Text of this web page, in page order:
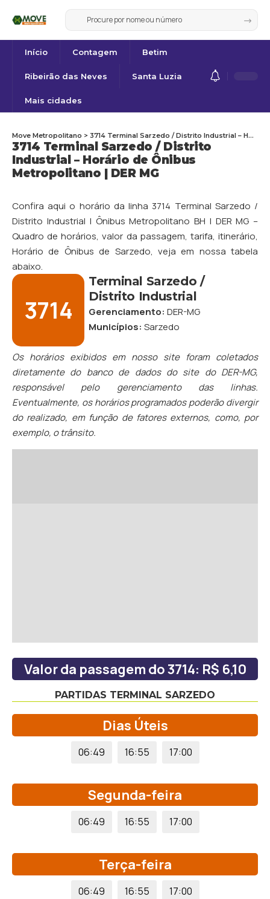
Início Contagem Betim
Ribeirão das Neves Santa Luzia
Mais cidades
3714 Terminal Sarzedo / Distrito
Industrial – Horário de Ônibus
Metropolitano | DER MG
Move Metropolitano > 3714 Terminal Sarzedo / Distrito Industrial – Horário de Ônibus Metropolitano | DER MG
Confira aqui o horário da linha 3714 Terminal Sarzedo /
Distrito Industrial | Ônibus Metropolitano BH | DER MG –
Quadro de horários, valor da passagem, tarifa, itinerário,
Horário de Ônibus de Sarzedo, veja em nossa tabela
abaixo.
3714
Terminal Sarzedo /
Distrito Industrial
Gerenciamento: DER-MG
Municípios: Sarzedo
Os horários exibidos em nosso site foram coletados
diretamente do banco de dados do site do DER-MG,
responsável pelo gerenciamento das linhas.
Eventualmente, os horários programados poderão divergir
do realizado, em função de fatores externos, como, por
exemplo, o trânsito.
Valor da passagem do 3714: R$ 6,10
PARTIDAS TERMINAL SARZEDO
Dias Úteis
06:49 16:55 17:00
Segunda-feira
06:49 16:55 17:00
Terça-feira
06:49 16:55 17:00